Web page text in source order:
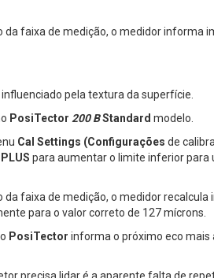
faixa de medição, o medidor informa
pela textura da superfície.
PosiTector 200 BStandard modelo.
Cal Settings (Configurações de
PLUS para aumentar o limite inferior para
faixa de medição, o medidor
para o valor correto de 127 mícrons.
PosiTector informa o próximo eco mais